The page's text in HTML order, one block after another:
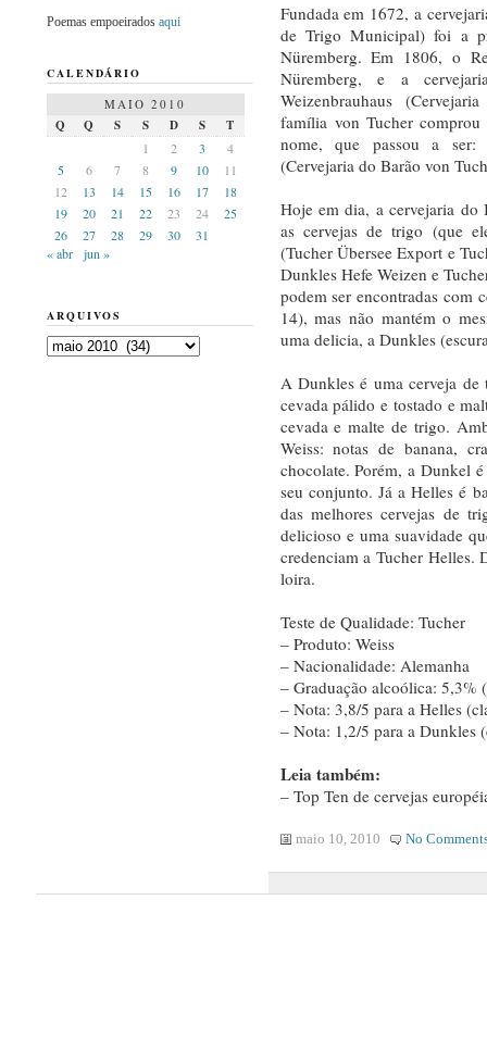
Fundada em 1672, a
de Trigo Municipal) foi a
Nüremberg. Em 1806, o
Nüremberg, e a
Weizenbrauhaus
família von Tucher
nome, que passou a ser:
(Cervejaria do Barão von
Hoje em dia, a cervejaria do
as cervejas de trigo (que
(Tucher Übersee Export e
Dunkles Hefe Weizen e
podem ser encontradas com
14), mas não mantém o
uma delicia, a Dunkles
A Dunkles é uma cerveja
cevada pálido e tostado e
cevada e malte de trigo.
Weiss: notas de banana,
chocolate. Porém, a Dunkel
seu conjunto. Já a Helles é
das melhores cervejas de
delicioso e uma suavidade
credenciam a Tucher Helles.
loira.
Teste de Qualidade: Tucher
– Produto: Weiss
– Nacionalidade: Alemanha
– Graduação alcoólica: 5,3%
– Nota: 3,8/5 para a Helles
– Nota: 1,2/5 para a Dunkles
Leia também:
– Top Ten de cervejas
maio 10, 2010 No
Poemas empoeirados aqui
CALENDÁRIO
MAIO 2010
Q Q S S D S
T
1
2 3
4
5
6 7 8 9 10
11
12
13 14 15 16 17
18
19
20 21 22 23 24
25
26
27 28 29 30
31
« abr
jun »
ARQUIVOS
Arquivos